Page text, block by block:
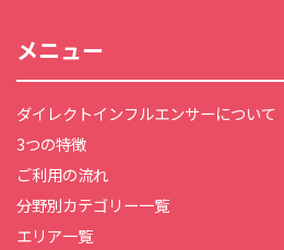
メニュー
ダイレクトインフルエンサーについて
3つの特徴
ご利用の流れ
分野別カテゴリー一覧
エリア一覧